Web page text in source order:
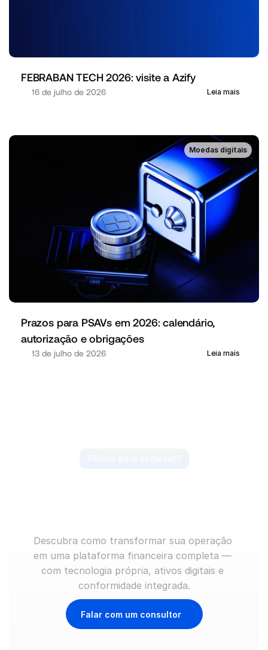
FEBRABAN TECH 2026: visite a Azify
16 de julho de 2026 Leia mais
Moedas digitais
Prazos para PSAVs em 2026: calendário,
autorização e obrigações
13 de julho de 2026 Leia mais
Descubra como transformar sua operação
em uma plataforma financeira completa —
com tecnologia própria, ativos digitais e
conformidade integrada.
Falar com um consultor